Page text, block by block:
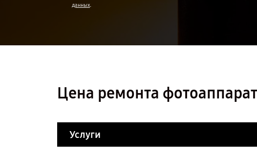
данных.
Цена ремонта
Услуги